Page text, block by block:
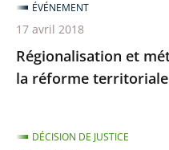
Régionalisation et
la réforme territoriale
ÉVÉNEMENT
17 avril 2018
DÉCISION DE JUSTICE